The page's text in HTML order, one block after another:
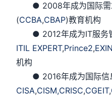
● 2008年成为国际需
(CCBA,CBAP)教育机构
● 2012年成为IT服务
ITIL EXPERT,Prince2,
机构
● 2016年成为国际信
CISA,CISM,CRISC,CGEIT,